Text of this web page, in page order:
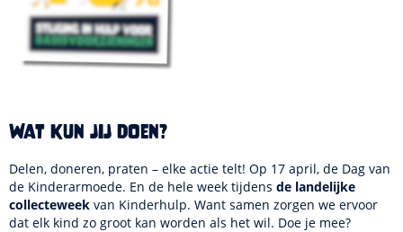
Wat kun jij doen?
Delen, doneren, praten – elke actie telt! Op 17 april, de Dag van
de Kinderarmoede. En de hele week tijdens de landelijke
collecteweek van Kinderhulp. Want samen zorgen we ervoor
dat elk kind zo groot kan worden als het wil. Doe je mee?